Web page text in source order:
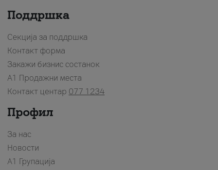
Поддршка
Секција за поддршка
Контакт форма
Закажи бизнис состанок
A1 Продажни места
Контакт центар 077 1234
Профил
За нас
Новости
А1 Групација